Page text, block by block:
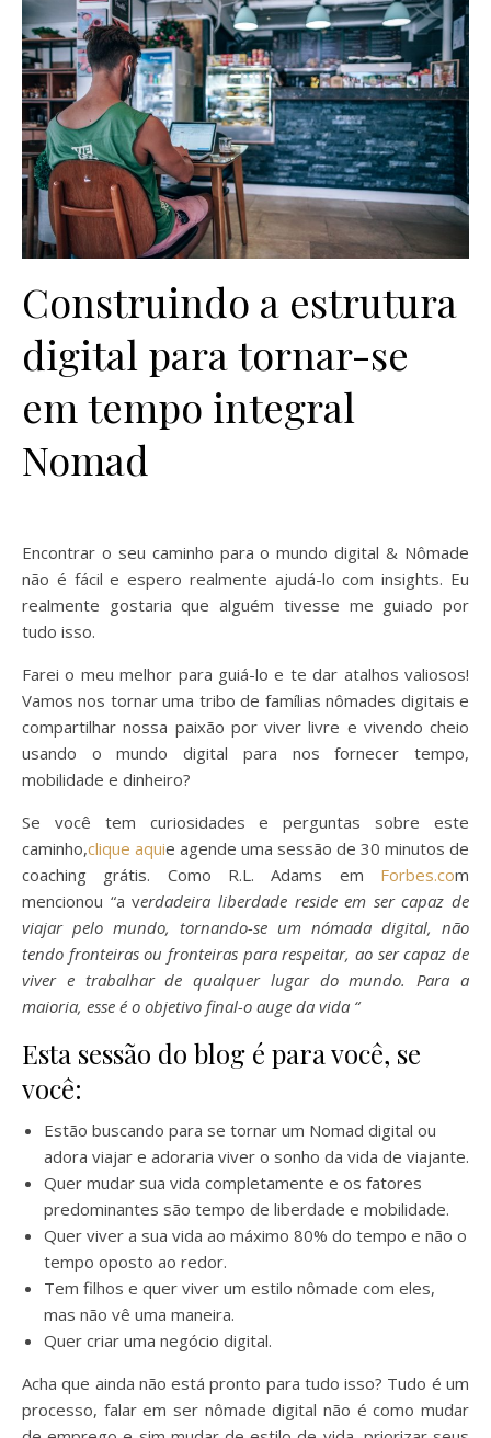
Construindo a estrutura
digital para tornar-se
em tempo integral
Nomad
Encontrar o seu caminho para o mundo digital & Nômade
não é fácil e espero realmente ajudá-lo com insights. Eu
realmente gostaria que alguém tivesse me guiado por
tudo isso.
Farei o meu melhor para guiá-lo e te dar atalhos valiosos!
Vamos nos tornar uma tribo de famílias nômades digitais e
compartilhar nossa paixão por viver livre e vivendo cheio
usando o mundo digital para nos fornecer tempo,
mobilidade e dinheiro?
Se você tem curiosidades e perguntas sobre este
caminho,clique aquie agende uma sessão de 30 minutos de
coaching grátis. Como R.L. Adams em Forbes.com
mencionou “a verdadeira liberdade reside em ser capaz de
viajar pelo mundo, tornando-se um nómada digital, não
tendo fronteiras ou fronteiras para respeitar, ao ser capaz de
viver e trabalhar de qualquer lugar do mundo. Para a
maioria, esse é o objetivo final-o auge da vida “
Esta sessão do blog é para você, se
você:
Estão buscando para se tornar um Nomad digital ou
adora viajar e adoraria viver o sonho da vida de viajante.
Quer mudar sua vida completamente e os fatores
predominantes são tempo de liberdade e mobilidade.
Quer viver a sua vida ao máximo 80% do tempo e não o
tempo oposto ao redor.
Tem filhos e quer viver um estilo nômade com eles,
mas não vê uma maneira.
Quer criar uma negócio digital.
Acha que ainda não está pronto para tudo isso? Tudo é um
processo, falar em ser nômade digital não é como mudar